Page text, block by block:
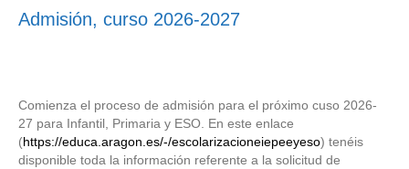
Admisión, curso 2026-2027
Comienza el proceso de admisión para el próximo cuso 2026-
27 para Infantil, Primaria y ESO. En este enlace
(https://educa.aragon.es/-/escolarizacioneiepeeyeso) tenéis
disponible toda la información referente a la solicitud de